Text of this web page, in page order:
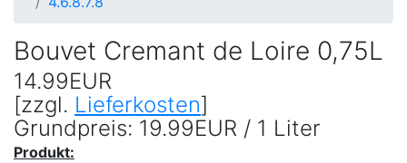
Bouvet Cremant de Loire 0,75L
14.99EUR
[zzgl. Lieferkosten]
Grundpreis: 19.99EUR / 1 Liter
Produkt: